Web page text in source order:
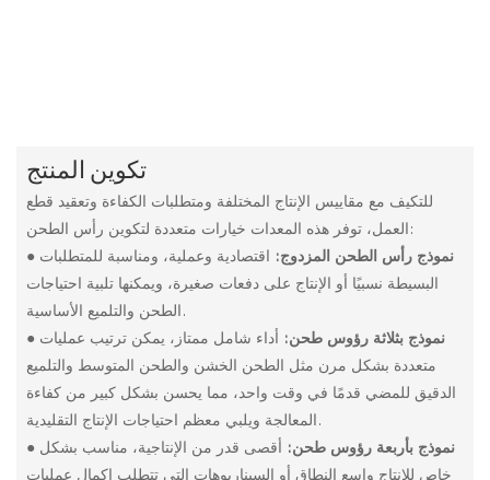
تكوين المنتج
للتكيف مع مقاييس الإنتاج المختلفة ومتطلبات الكفاءة وتعقيد قطع
العمل، توفر هذه المعدات خيارات متعددة لتكوين رأس الطحن:
●
نموذج رأس الطحن المزدوج: اقتصادية وعملية، ومناسبة للمتطلبات
البسيطة نسبيًا أو الإنتاج على دفعات صغيرة، ويمكنها تلبية احتياجات
الطحن والتلميع الأساسية.
●
نموذج بثلاثة رؤوس طحن: أداء شامل ممتاز، يمكن ترتيب عمليات
متعددة بشكل مرن مثل الطحن الخشن والطحن المتوسط والتلميع
الدقيق للمضي قدمًا في وقت واحد، مما يحسن بشكل كبير من كفاءة
المعالجة ويلبي معظم احتياجات الإنتاج التقليدية.
●
نموذج بأربعة رؤوس طحن: أقصى قدر من الإنتاجية، مناسب بشكل
خاص للإنتاج واسع النطاق أو السيناريوهات التي تتطلب إكمال عمليات